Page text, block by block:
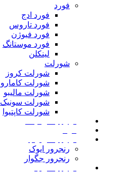
فورد
فورد ادج
فورد تاروس
فورد فیوژن
فورد موستانگ
لینکلن
شورلت
شورلت کروز
شورلت کامارو
شورلت مالیبو
شورلت سونیک
شورلت کاپتیوا
رنجرور ایوک
رنجرور جگوار